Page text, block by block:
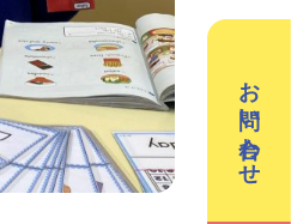
お問い合わせ